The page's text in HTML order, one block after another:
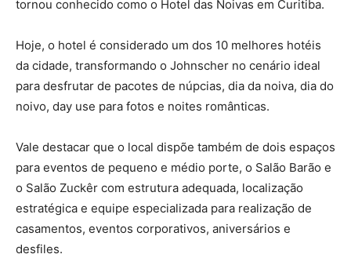
tornou conhecido como o Hotel das Noivas em Curitiba.
Hoje, o hotel é considerado um dos 10 melhores hotéis
da cidade, transformando o Johnscher no cenário ideal
para desfrutar de pacotes de núpcias, dia da noiva, dia do
noivo, day use para fotos e noites românticas.
Vale destacar que o local dispõe também de dois espaços
para eventos de pequeno e médio porte, o Salão Barão e
o Salão Zuckêr com estrutura adequada, localização
estratégica e equipe especializada para realização de
casamentos, eventos corporativos, aniversários e
desfiles.